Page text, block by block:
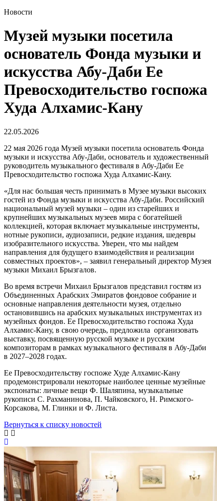
Новости
Музей музыки посетила
основатель Фонда музыки и
искусства Абу-Даби Ее
Превосходительство госпожа
Худа Алхамис-Кану
22.05.2026
22 мая 2026 года Музей музыки посетила основатель Фонда
музыки и искусства Абу-Даби, основатель и художественный
руководитель музыкального фестиваля в Абу-Даби Ее
Превосходительство госпожа Худа Алхамис-Кану.
«Для нас большая честь принимать в Музее музыки высоких
гостей из Фонда музыки и искусства Абу-Даби. Российский
национальный музей музыки – один из старейших и
крупнейших музыкальных музеев мира с богатейшей
коллекцией, которая включает музыкальные инструменты,
нотные рукописи, аудиозаписи, редкие издания, шедевры
изобразительного искусства. Уверен, что мы найдем
направления для будущего взаимодействия и реализации
совместных проектов», – заявил генеральный директор Музея
музыки Михаил Брызгалов.
Во время встречи Михаил Брызгалов представил гостям из
Объединенных Арабских Эмиратов фондовое собрание и
основные направления деятельности музея, отдельно
остановившись на арабских музыкальных инструментах из
музейных фондов. Ее Превосходительство госпожа Худа
Алхамис-Кану, в свою очередь, предложила организовать
выставку, посвященную русской музыке и русским
композиторам в рамках музыкального фестиваля в Абу-Даби
в 2027–2028 годах.
Ее Превосходительству госпоже Худе Алхамис-Кану
продемонстрировали некоторые наиболее ценные музейные
экспонаты: личные вещи Ф. Шаляпина, музыкальные
рукописи С. Рахманинова, П. Чайковского, Н. Римского-
Корсакова, М. Глинки и Ф. Листа.
Вернуться к списку новостей